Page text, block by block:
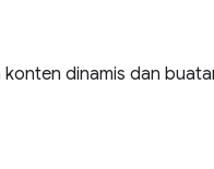
dinamis dan